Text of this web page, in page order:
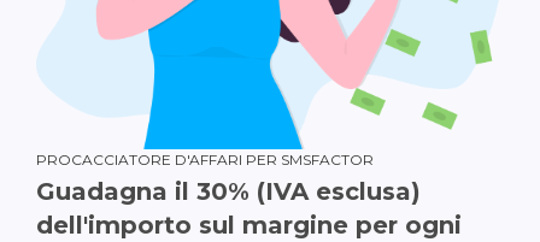
PROCACCIATORE D'AFFARI PER SMSFACTOR
Guadagna il 30% (IVA esclusa)
dell'importo sul margine per ogni